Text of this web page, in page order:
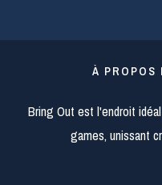
À PROPOS
Bring Out est l'endroit
games, unissant